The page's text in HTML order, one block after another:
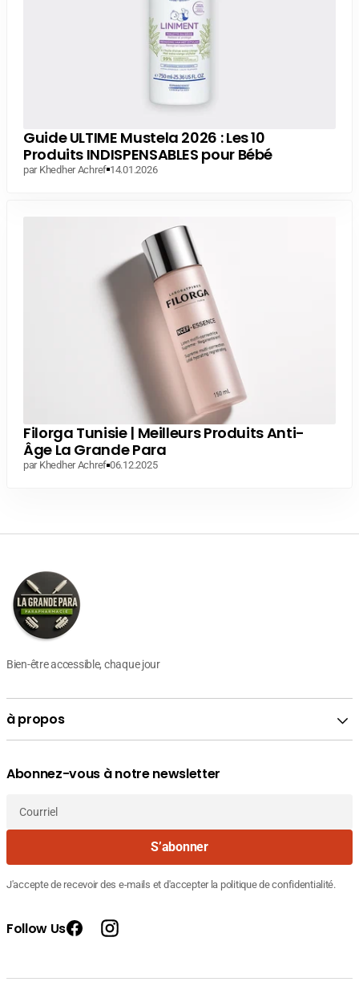
Fournisseur
Guide ULTIME Mustela 2026 : Les 10
Produits INDISPENSABLES pour Bébé
par Khedher Achref 14.01.2026
Filorga Tunisie | Meilleurs Produits Anti-
Âge La Grande Para
par Khedher Achref 06.12.2025
Bien-être accessible, chaque jour
à propos
Abonnez-vous à notre newsletter
Courriel
S’abonner
J'accepte de recevoir des e-mails et d'accepter la politique de confidentialité.
Follow Us FacebookInstagram